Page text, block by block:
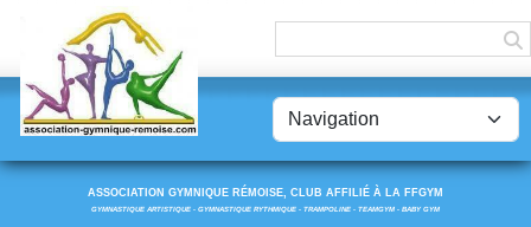
ASSOCIATION GYMNIQUE RÉMOISE, CLUB AFFILIÉ À LA FFGYM
GYMNASTIQUE ARTISTIQUE - GYMNASTIQUE RYTHMIQUE - TRAMPOLINE - TEAMGYM - BABY GYM
Panneau de gestion des cookies